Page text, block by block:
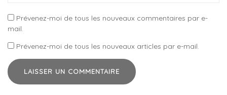
Prévenez-moi de tous les nouveaux commentaires par e-
mail.
Prévenez-moi de tous les nouveaux articles par e-mail.